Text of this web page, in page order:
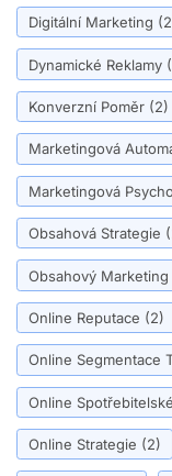
Digitální Marketing
Dynamické Reklamy
Konverzní Poměr (2)
Marketingová
Marketingová
Obsahová Strategie
Obsahový Marketing
Online Reputace (2)
Online Segmentace
Online
Online Strategie (2)